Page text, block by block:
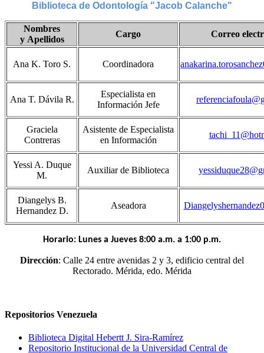
Biblioteca de Odontología "Jacob Calanche"
Nombres
y Apellidos
Cargo Correo
Ana K. Toro S. Coordinadora
Ana T. Dávila R.
Especialista en
Información Jefe
Graciela
Contreras
Asistente de Especialista
en Información
Yessi A. Duque
M.
Auxiliar de Biblioteca
Diangelys B.
Hernandez D.
Aseadora
Horario: Lunes a Jueves 8:00 a.m. a 1:00 p.m.
Dirección: Calle 24 entre avenidas 2 y 3, edificio central del
Rectorado. Mérida, edo. Mérida
Repositorios Venezuela
Biblioteca Digital Hebertt J. Sira-Ramírez
Repositorio Institucional de la Universidad Central de